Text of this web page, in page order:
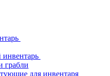
грабли
для инвентаря